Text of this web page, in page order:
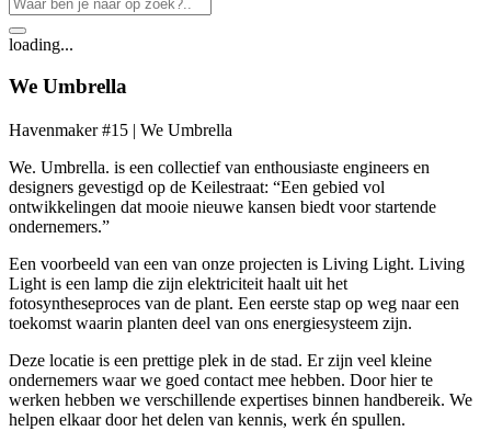
loading...
We Umbrella
Havenmaker #15 | We Umbrella
We. Umbrella. is een collectief van enthousiaste engineers en
designers gevestigd op de Keilestraat: “Een gebied vol
ontwikkelingen dat mooie nieuwe kansen biedt voor startende
ondernemers.”
Een voorbeeld van een van onze projecten is Living Light. Living
Light is een lamp die zijn elektriciteit haalt uit het
fotosyntheseproces van de plant. Een eerste stap op weg naar een
toekomst waarin planten deel van ons energiesysteem zijn.
Deze locatie is een prettige plek in de stad. Er zijn veel kleine
ondernemers waar we goed contact mee hebben. Door hier te
werken hebben we verschillende expertises binnen handbereik. We
helpen elkaar door het delen van kennis, werk én spullen.